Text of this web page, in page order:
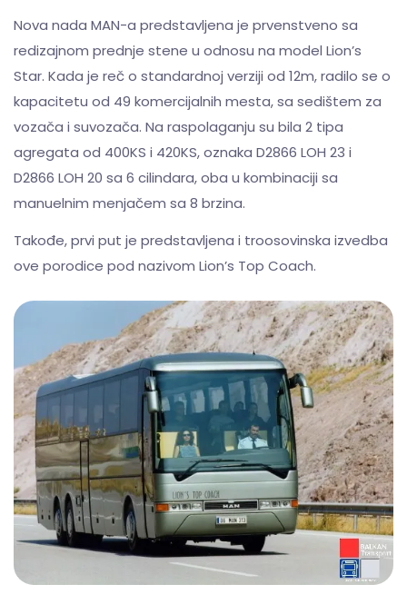
Nova nada MAN-a predstavljena je prvenstveno sa
redizajnom prednje stene u odnosu na model Lion’s
Star. Kada je reč o standardnoj verziji od 12m, radilo se o
kapacitetu od 49 komercijalnih mesta, sa sedištem za
vozača i suvozača. Na raspolaganju su bila 2 tipa
agregata od 400KS i 420KS, oznaka D2866 LOH 23 i
D2866 LOH 20 sa 6 cilindara, oba u kombinaciji sa
manuelnim menjačem sa 8 brzina.
Takođe, prvi put je predstavljena i troosovinska izvedba
ove porodice pod nazivom Lion’s Top Coach.